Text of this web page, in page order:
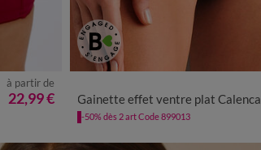
à partir de
22,99 € Gainette effet ventre plat Calenca
-50% dès 2 art Code 899013